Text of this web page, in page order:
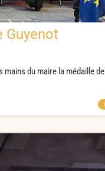
Guyenot
mains du maire la médaille